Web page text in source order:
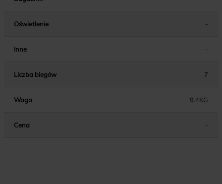
Oświetlenie -
Inne -
Liczba biegów 7
Waga 9.4KG
Cena -